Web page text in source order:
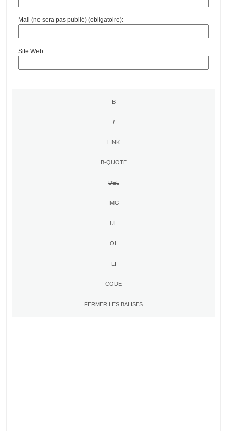
Mail (ne sera pas publié) (obligatoire):
Site Web: